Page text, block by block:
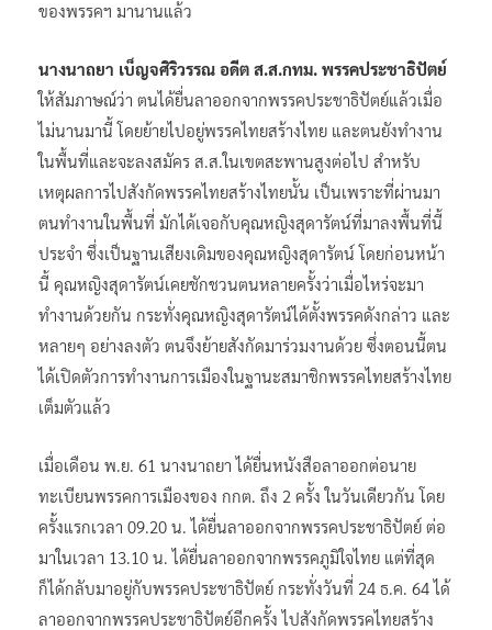
ของพรรคฯ มานานแล้ว
นางนาถยา เบ็ญจศิริวรรณ อดีต ส.ส.กทม. พรรคประชาธิปัตย์
ให้สัมภาษณ์ว่า ตนได้ยื่นลาออกจากพรรคประชาธิปัตย์แล้วเมื่อ
ไม่นานมานี้ โดยย้ายไปอยู่พรรคไทยสร้างไทย และตนยังทำงาน
ในพื้นที่และจะลงสมัคร ส.ส.ในเขตสะพานสูงต่อไป สำหรับ
เหตุผลการไปสังกัดพรรคไทยสร้างไทยนั้น เป็นเพราะที่ผ่านมา
ตนทำงานในพื้นที่ มักได้เจอกับคุณหญิงสุดารัตน์ที่มาลงพื้นที่นี้
ประจำ ซึ่งเป็นฐานเสียงเดิมของคุณหญิงสุดารัตน์ โดยก่อนหน้า
นี้ คุณหญิงสุดารัตน์เคยชักชวนตนหลายครั้งว่าเมื่อไหร่จะมา
ทำงานด้วยกัน กระทั่งคุณหญิงสุดารัตน์ได้ตั้งพรรคดังกล่าว และ
หลายๆ อย่างลงตัว ตนจึงย้ายสังกัดมาร่วมงานด้วย ซึ่งตอนนี้ตน
ได้เปิดตัวการทำงานการเมืองในฐานะสมาชิกพรรคไทยสร้างไทย
เต็มตัวแล้ว
เมื่อเดือน พ.ย. 61 นางนาถยา ได้ยื่นหนังสือลาออกต่อนาย
ทะเบียนพรรคการเมืองของ กกต. ถึง 2 ครั้ง ในวันเดียวกัน โดย
ครั้งแรกเวลา 09.20 น. ได้ยื่นลาออกจากพรรคประชาธิปัตย์ ต่อ
มาในเวลา 13.10 น. ได้ยื่นลาออกจากพรรคภูมิใจไทย แต่ที่สุด
ก็ได้กลับมาอยู่กับพรรคประชาธิปัตย์ กระทั่งวันที่ 24 ธ.ค. 64 ได้
ลาออกจากพรรคประชาธิปัตย์อีกครั้ง ไปสังกัดพรรคไทยสร้าง